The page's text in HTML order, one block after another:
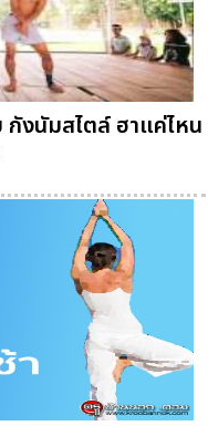
งนัมสไตล์ ฮาแค่ไหน